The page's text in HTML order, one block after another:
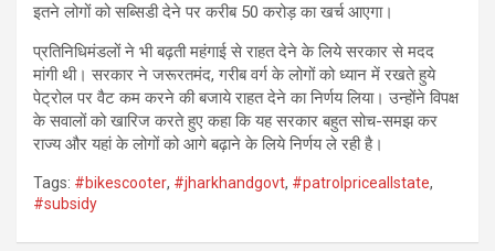
इतने लोगों को सब्सिडी देने पर करीब 50 करोड़ का खर्च आएगा।
प्रतिनिधिमंडलों ने भी बढ़ती महंगाई से राहत देने के लिये सरकार से मदद
मांगी थी। सरकार ने जरूरतमंद, गरीब वर्ग के लोगों को ध्यान में रखते हुये
पेट्रोल पर वैट कम करने की बजाये राहत देने का निर्णय लिया। उन्होंने विपक्ष
के सवालों को खारिज करते हुए कहा कि यह सरकार बहुत सोच-समझ कर
राज्य और यहां के लोगों को आगे बढ़ाने के लिये निर्णय ले रही है।
Tags: #bikescooter, #jharkhandgovt, #patrolpriceallstate,
#subsidy